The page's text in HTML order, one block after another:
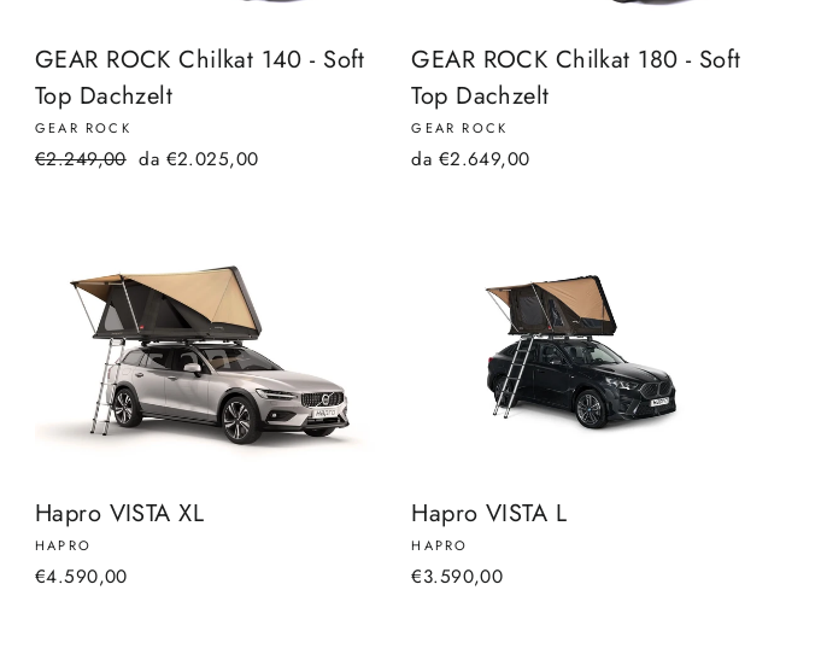
GEAR ROCK Chilkat 140 - Soft
Top Dachzelt
GEAR ROCK
Prezzo
€2.249,00 Prezzo
da €2.025,00
GEAR ROCK Chilkat 180 - Soft
Top Dachzelt
GEAR ROCK
da €2.649,00
Hapro VISTA XL
HAPRO
€4.590,00
Hapro VISTA L
HAPRO
€3.590,00